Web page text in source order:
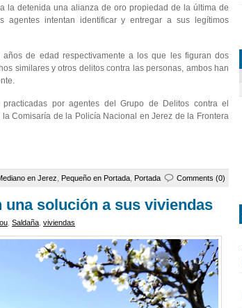
la detenida una alianza de oro propiedad de la última de
intentan identificar y entregar a sus legítimos
de edad respectivamente a los que les figuran dos
similares y otros delitos contra las personas, ambos han
por agentes del Grupo de Delitos contra el
Comisaría de la Policía Nacional en Jerez de la Frontera
en Jerez Pequeño en Portada Portada Comments (0)
solución a sus viviendas
Saldaña viviendas